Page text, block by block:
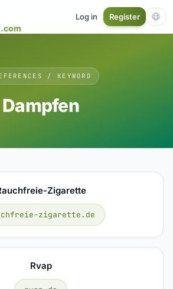
.com
Log in Register
/ KEYWORD
Dampfen
Zigarette
zigarette.de
Rvap